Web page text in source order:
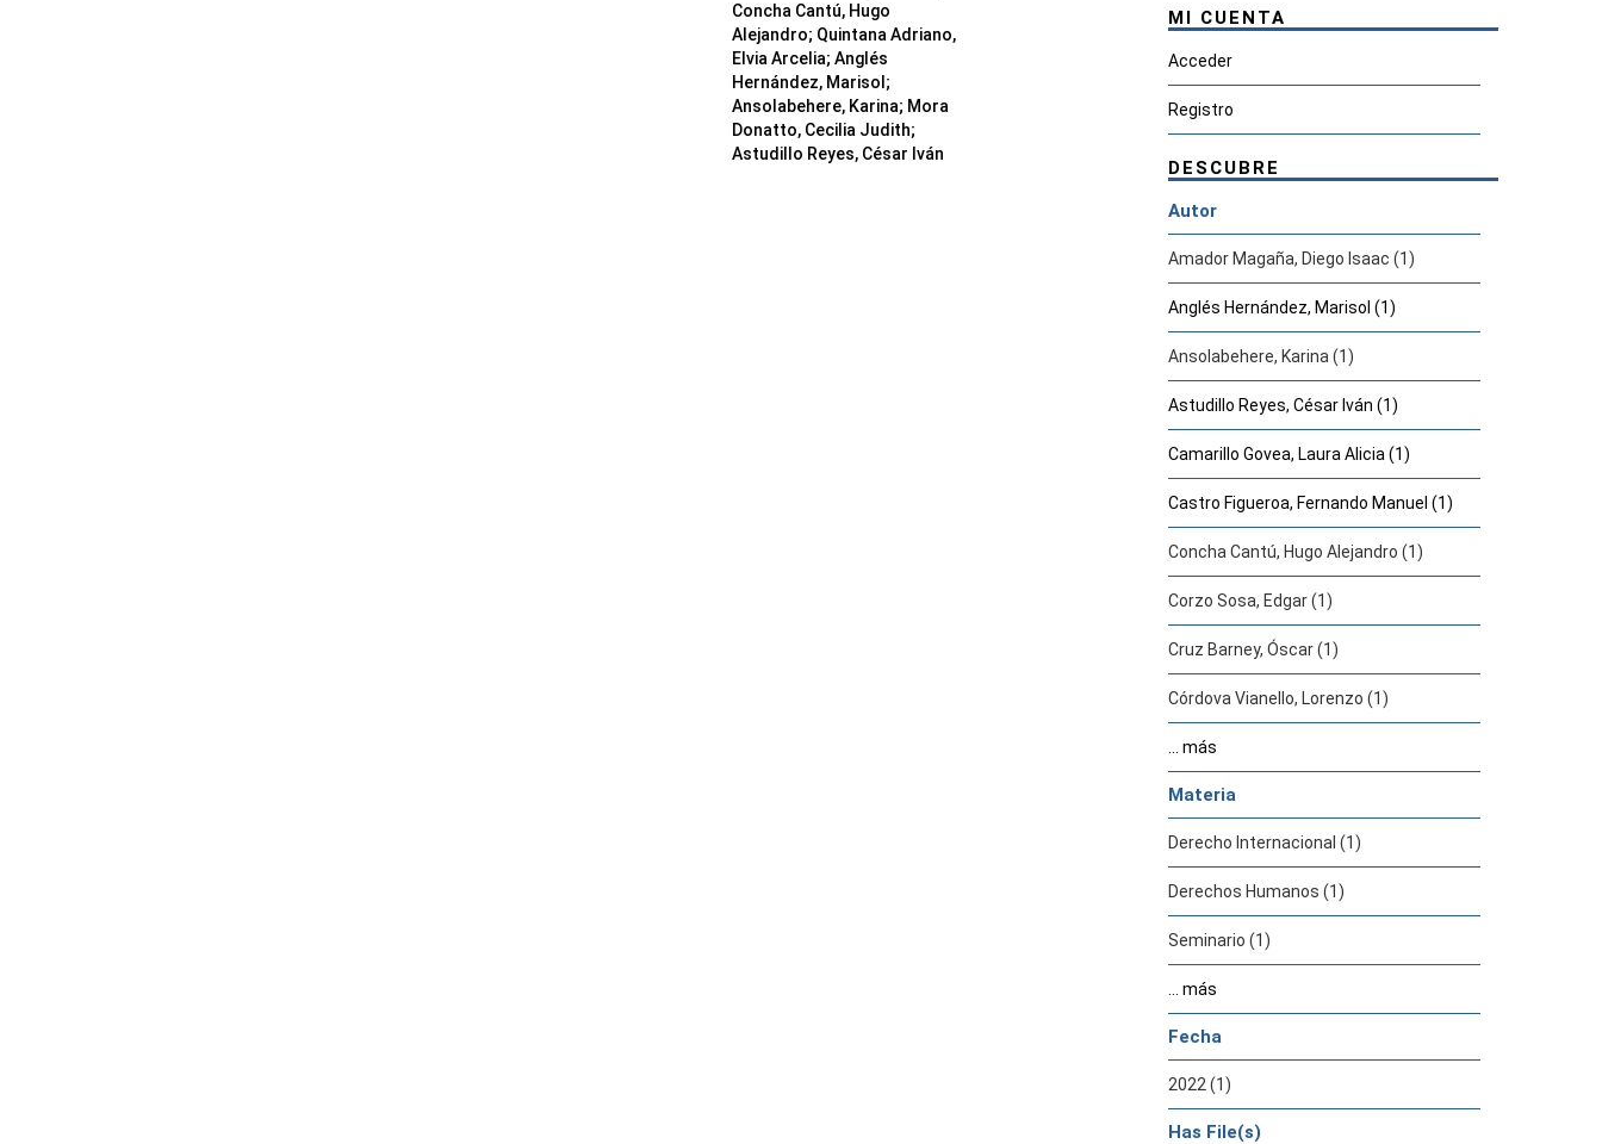
Concha Cantú, Hugo
Alejandro; Quintana Adriano,
Elvia Arcelia; Anglés
Hernández, Marisol ;
Ansolabehere, Karina; Mora
Donatto, Cecilia Judith;
Astudillo Reyes, César Iván
MI CUENTA
Acceder
Registro
DESCUBRE
Autor
Amador Magaña, Diego Isaac (1)
Anglés Hernández, Marisol (1)
Ansolabehere, Karina (1)
Astudillo Reyes, César Iván (1)
Camarillo Govea, Laura Alicia (1)
Castro Figueroa, Fernando Manuel (1)
Concha Cantú, Hugo Alejandro (1)
Corzo Sosa, Edgar (1)
Cruz Barney, Óscar (1)
Córdova Vianello, Lorenzo (1)
... más
Materia
Derecho Internacional (1)
Derechos Humanos (1)
Seminario (1)
... más
Fecha
2022 (1)
Has File(s)